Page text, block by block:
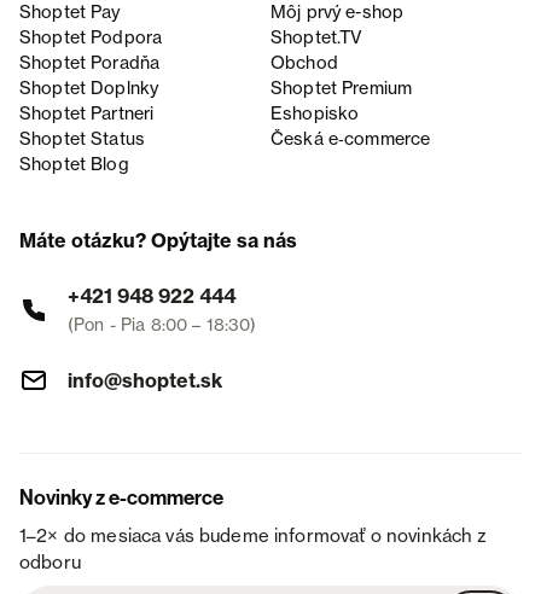
Shoptet Pay
Môj prvý e-shop
Shoptet Podpora
Shoptet.TV
Shoptet Poradňa
Obchod
Shoptet Doplnky
Shoptet Premium
Shoptet Partneri
Eshopisko
Shoptet Status
Česká e‑commerce
Shoptet Blog
Máte otázku? Opýtajte sa nás
+421 948 922 444
(Pon - Pia 8:00 – 18:30)
info@shoptet.sk
Novinky z e-commerce
1–2× do mesiaca vás budeme informovať o novinkách z
odboru